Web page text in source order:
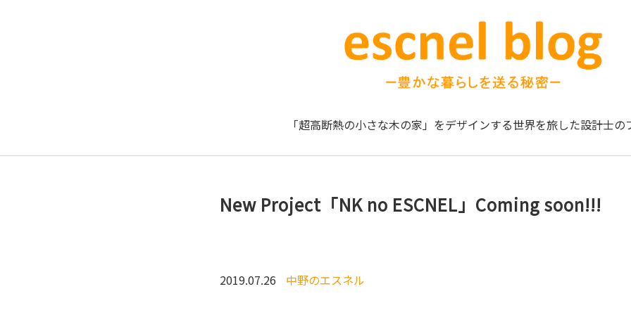
「超高断熱の小さな木の家」をデザインする世界を旅した設計士の
New Project「NK no ESCNEL」Coming soon!!!
2019.07.26 中野のエスネル